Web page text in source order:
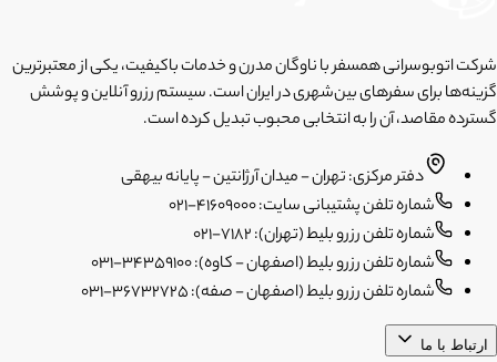
شرکت اتوبوسرانی همسفر با ناوگان مدرن و خدمات باکیفیت، یکی از معتبرترین
گزینه‌ها برای سفرهای بین‌شهری در ایران است. سیستم رزرو آنلاین و پوشش
گسترده مقاصد، آن را به انتخابی محبوب تبدیل کرده است.
دفتر مرکزی: تهران - میدان آرژانتین - پایانه بیهقی
شماره تلفن پشتیبانی سایت: 41609000-021
شماره تلفن رزرو بلیط (تهران): 7182-021
شماره تلفن رزرو بلیط (اصفهان - کاوه): 34359100-031
شماره تلفن رزرو بلیط (اصفهان - صفه): 36732725-031
ارتباط با ما